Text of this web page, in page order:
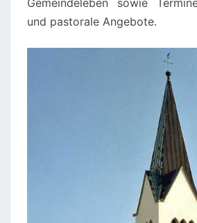
Gemeindeleben sowie
und pastorale Angebote.